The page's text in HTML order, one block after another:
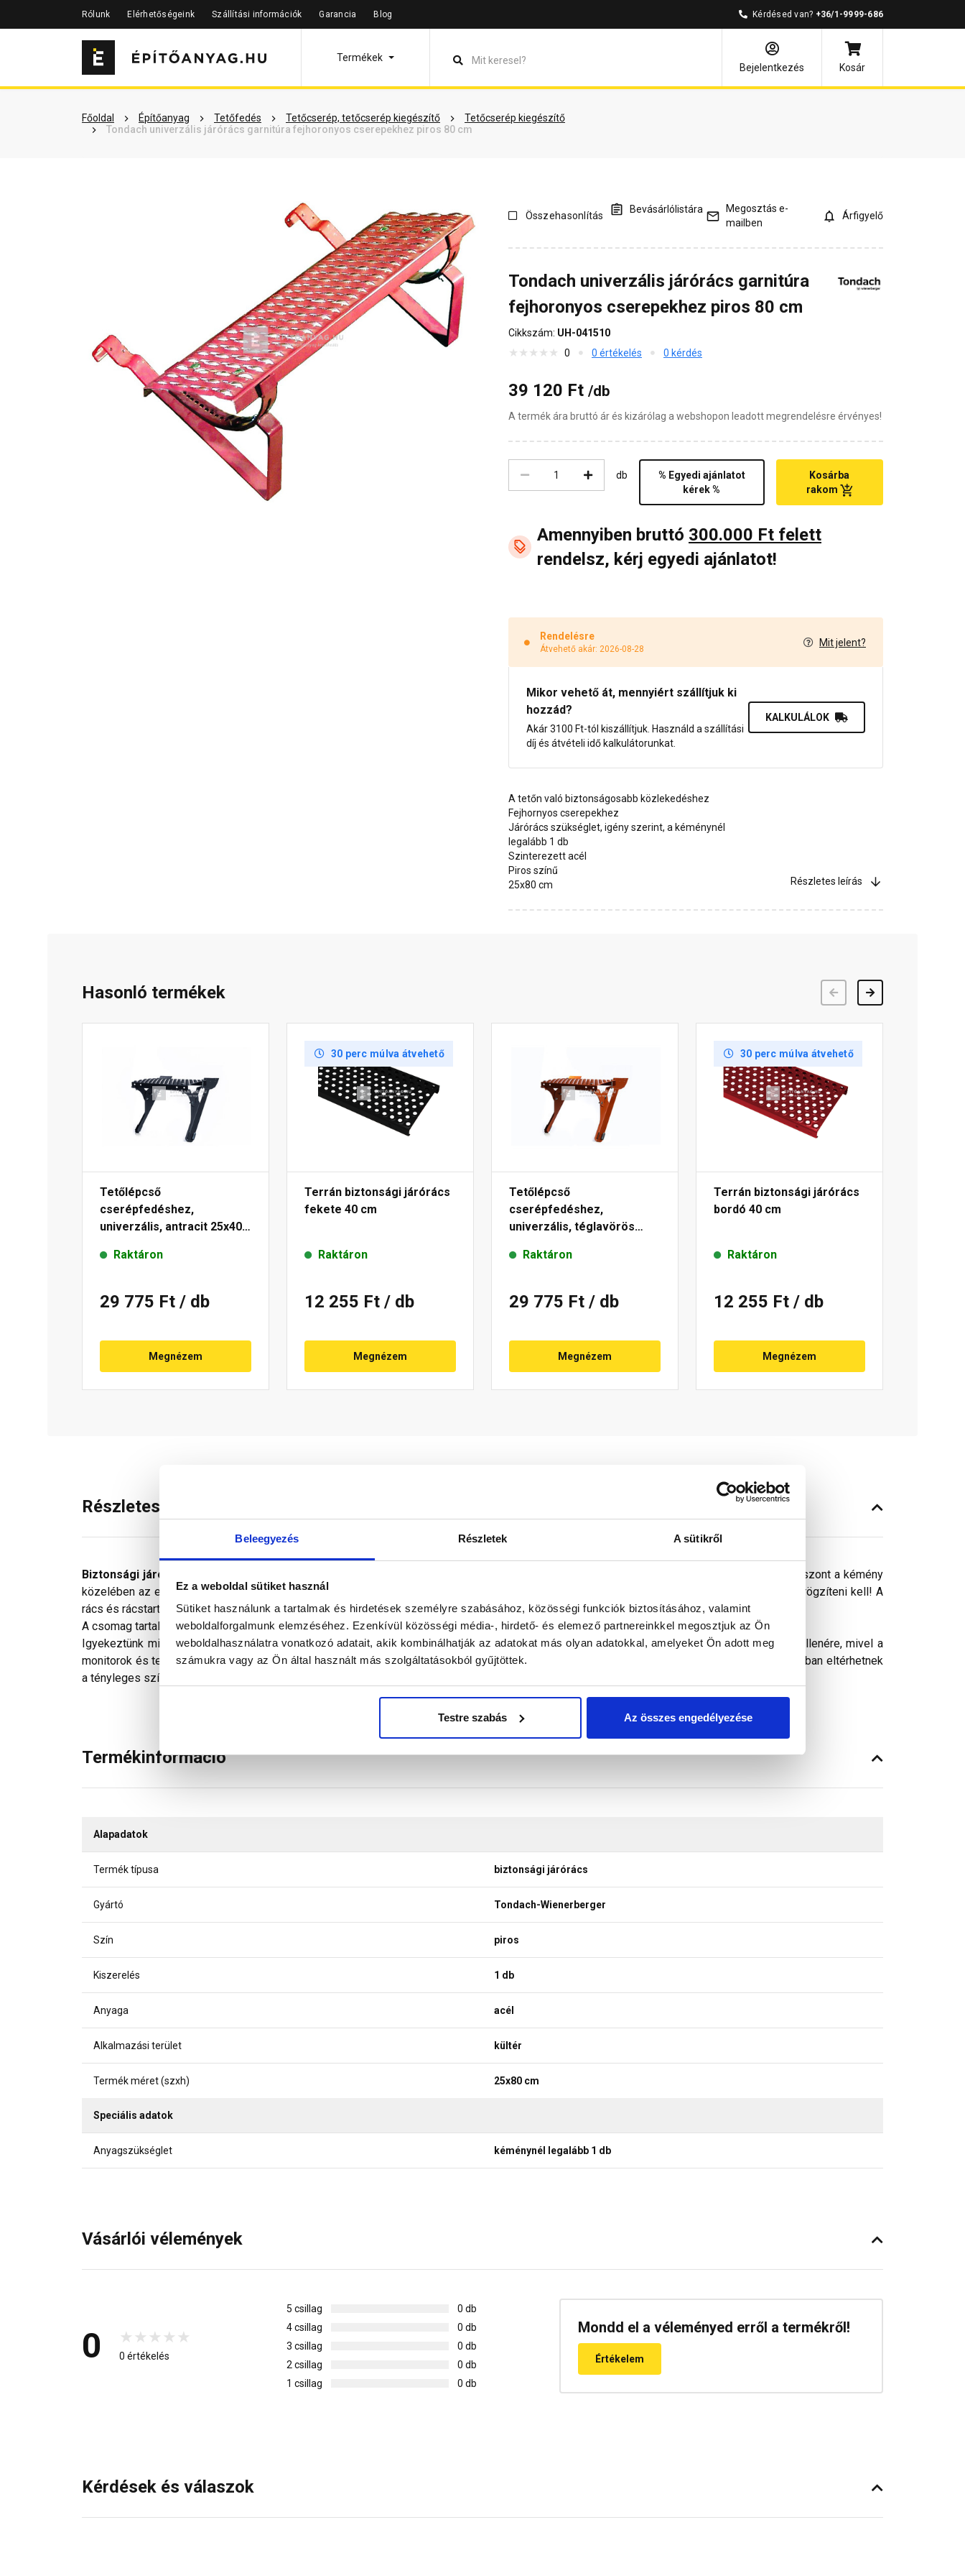
Beleegyezés Részletek A sütikről
Ez a weboldal sütiket használ
Sütiket használunk a tartalmak és hirdetések személyre szabásához, közösségi funkciók biztosításához, valamint
weboldalforgalmunk elemzéséhez. Ezenkívül közösségi média-, hirdető- és elemező partnereinkkel megosztjuk az Ön
weboldalhasználatra vonatkozó adatait, akik kombinálhatják az adatokat más olyan adatokkal, amelyeket Ön adott meg
számukra vagy az Ön által használt más szolgáltatásokból gyűjtöttek.
Testre szabás Az összes engedélyezése
Rólunk Elérhetőségeink Szállítási információk Garancia Blog Kérdésed van? +36/1-9999-686
Termékek
Bejelentkezés
Kosár
Főoldal Építőanyag Tetőfedés Tetőcserép, tetőcserép kiegészítő
Tetőcserép kiegészítő
Tondach univerzális járórács garnitúra fejhoronyos cserepekhez piros 80 cm
Szükséged lehet rá Részletes leírás Termékinformáció Vásárlói vélemények Kérdések és válaszok Kapcsolódó cikkek
Összehasonlítás
Bevásárlólistára
Megosztás e-
mailben
Árfigyelő
Tondach univerzális járórács garnitúra
fejhoronyos cserepekhez piros 80 cm
Cikkszám: UH-041510
0
0 értékelés 0 kérdés
39 120 Ft /db
A termék ára bruttó ár és kizárólag a webshopon leadott megrendelésre érvényes!
db
% Egyedi ajánlatot
kérek %
Kosárba
rakom
Amennyiben bruttó 300.000 Ft felett
rendelsz, kérj egyedi ajánlatot!
Rendelésre
Átvehető akár: 2026-08-28
Mit jelent?
Mikor vehető át, mennyiért szállítjuk ki
hozzád?
Akár 3100 Ft-tól kiszállítjuk. Használd a szállítási
díj és átvételi idő kalkulátorunkat.
KALKULÁLOK
A tetőn való biztonságosabb közlekedéshez
Fejhornyos cserepekhez
Járórács szükséglet, igény szerint, a kéménynél
legalább 1 db
Szinterezett acél
Piros színű
25x80 cm
Részletes leírás
Hasonló termékek
Tetőlépcső
cserépfedéshez,
univerzális, antracit 25x40
Raktáron
29 775 Ft / db
Megnézem
30 perc múlva átvehető
Terrán biztonsági járórács
fekete 40 cm
Raktáron
12 255 Ft / db
Megnézem
Tetőlépcső
cserépfedéshez,
univerzális, téglavörös
Raktáron
29 775 Ft / db
Megnézem
30 perc múlva átvehető
Terrán biztonsági járórács
bordó 40 cm
Raktáron
12 255 Ft / db
Megnézem
Részletes leírás
Biztonsági járórács
használatával a tetőn való közlekedés biztonsága megnő. Esztétikai okokból nem kell a tetőn mindenhova elhelyezni, viszont a kémény
közelében az ellenőrzésekhez célszerű beépíteni. A vízszintes járófelület csavarokkal egyszerűen beállítható. A járófelületet a rácstartóhoz rögzíteni kell! A
rács és rácstartó anyaga egyaránt szinterezett acél.
A csomag tartalmaz: 1 db járórácselem, 2 db tartóelem, 2 db biztonsági pánt járórácshoz, 8 db M8 csavar + M8 anya + M8 alátét
Igyekeztünk minden technikailag lehetséges módon biztosítani a termékeink színének a lehető leginkább valósághű megjelenítését. Ennek ellenére, mivel a
monitorok és telefonok kijelzőin megjelenő színek a legtöbb esetben nem tükrözik 100%-ban a valóságot, a képeken látható színek árnyalataikban eltérhetnek
a tényleges színektől.
Termékinformáció
Alapadatok
Termék típusa biztonsági járórács
Gyártó Tondach-Wienerberger
Szín piros
Kiszerelés 1 db
Anyaga acél
Alkalmazási terület kültér
Termék méret (szxh) 25x80 cm
Speciális adatok
Anyagszükséglet kéménynél legalább 1 db
Vásárlói vélemények
0 0 értékelés
5 csillag
0 db
4 csillag
0 db
3 csillag
0 db
2 csillag
0 db
1 csillag
0 db
Mondd el a véleményed erről a termékről!
Értékelem
Kérdések és válaszok